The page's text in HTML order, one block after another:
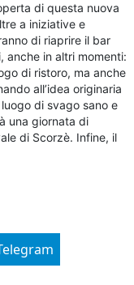
di questa nuova
a iniziative e
di riaprire il bar
anche in altri momenti:
di ristoro, ma anche
all’idea originaria
di svago sano e
una giornata di
di Scorzè. Infine, il